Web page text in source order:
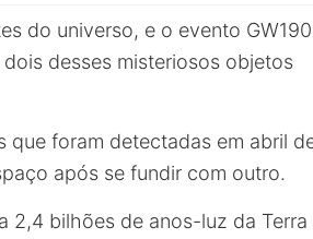
do universo, e o evento
desses misteriosos objetos
que foram detectadas em abril
após se fundir com outro.
2,4 bilhões de anos-luz da Terra